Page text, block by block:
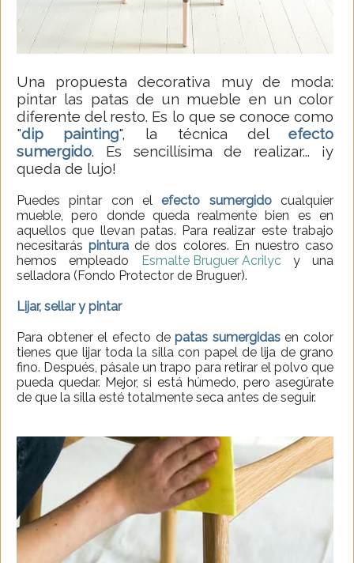
Una propuesta decorativa muy de moda:
pintar las patas de un mueble en un color
diferente del resto. Es lo que se conoce como
"dip painting", la técnica delefecto
sumergido. Es sencillísima de realizar... ¡y
queda de lujo!
Puedes pintar con el efecto sumergidocualquier
mueble, pero donde queda realmente bien es en
aquellos que llevan patas. Para realizar este trabajo
necesitaráspintura de dos colores. En nuestro caso
hemos empleado Esmalte Bruguer Acrilycy una
selladora (Fondo Protector de Bruguer).
Lijar, sellar y pintar
Para obtener el efecto depatas sumergidasen color
tienes que lijar toda la silla con papel de lija de grano
fino. Después, pásale un trapo para retirar el polvo que
pueda quedar. Mejor, si está húmedo, pero asegúrate
de que la silla esté totalmente seca antes de seguir.